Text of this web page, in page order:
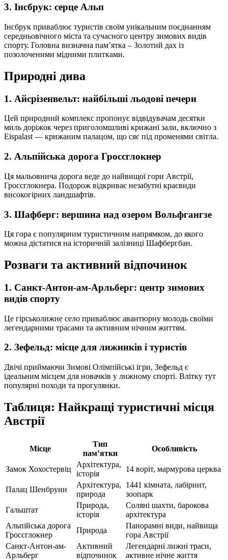
3. Інсбрук: серце Альп
Інсбрук приваблює туристів своїм унікальним поєднанням
середньовічного міста та сучасного центру зимових видів
спорту. Головна визначна пам’ятка – Золотий дах із
позолоченими мідними плитками.
Природні дива
1. Айсрізенвельт: найбільші льодові печери
Цей природний комплекс пропонує відвідувачам десятки
миль доріжок через приголомшливі крижані зали, включно з
Eispalast — крижаним палацом, що сяє під променями світла.
2. Альпійська дорога Гроссглокнер
Ця мальовнича дорога веде до найвищої гори Австрії,
Гроссглокнера. Подорож відкриває незабутні краєвиди
високогірних ландшафтів.
3. Шафберг: вершина над озером Вольфгангзе
Ця гора є популярним туристичним напрямком, до якого
можна дістатися на історичній залізниці Шафбергбан.
Розваги та активний відпочинок
1. Санкт-Антон-ам-Арльберг: центр зимових
видів спорту
Це гірськолижне село приваблює авантюрну молодь своїми
легендарними трасами та активним нічним життям.
2. Зефельд: місце для лижників і туристів
Двічі приймаючи Зимові Олімпійські ігри, Зефельд є
ідеальним місцем для новачків у лижному спорті. Влітку тут
популярні походи та прогулянки.
Таблиця: Найкращі туристичні місця
Австрії
Місце
Тип
пам’ятки
Особливість
Замок Хохостервіц
Архітектура,
історія
14 воріт, мармурова церква
Палац Шенбрунн
Архітектура,
природа
1441 кімната, лабіринт,
зоопарк
Гальштат
Природа,
історія
Соляні шахти, барокова
архітектура
Альпійська дорога
Гроссглокнер
Природа
Панорамні види, найвища
гора Австрії
Санкт-Антон-ам-
Арльберг
Активний
відпочинок
Легендарні лижні траси,
активне нічне життя